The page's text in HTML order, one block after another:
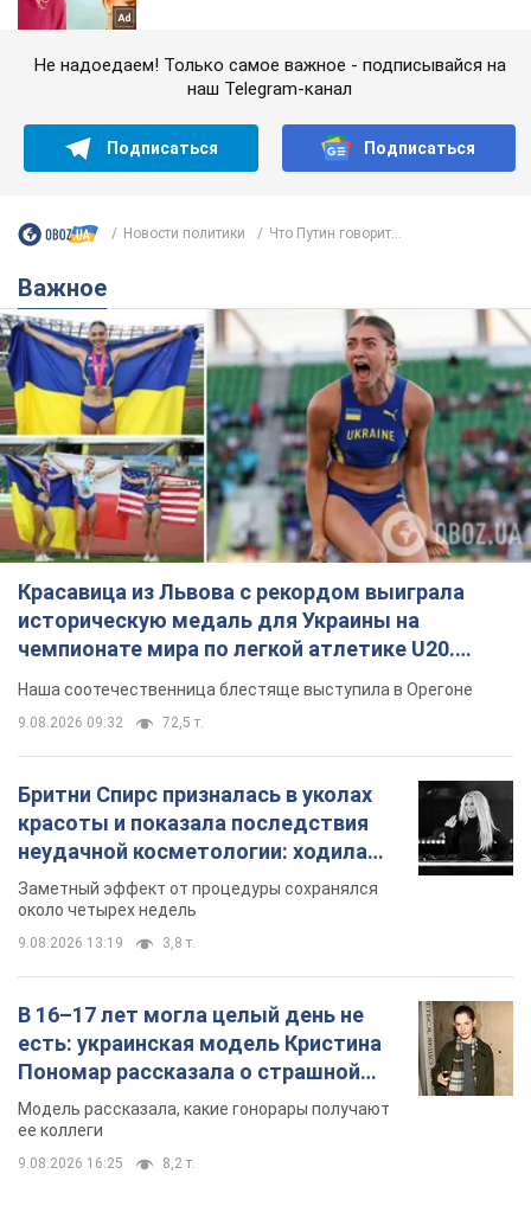
Не надоедаем! Только самое важное - подписывайся на
наш Telegram-канал
Подписаться Подписаться
Новости политики Что Путин говорит...
Важное
Красавица из Львова с рекордом выиграла
историческую медаль для Украины на
чемпионате мира по легкой атлетике U20.
Видео
Наша соотечественница блестяще выступила в Орегоне
9.08.2026 09:32 72,5 т.
Бритни Спирс призналась в уколах
красоты и показала последствия
неудачной косметологии: ходила
так почти месяц
Заметный эффект от процедуры сохранялся
около четырех недель
9.08.2026 13:19 3,8 т.
В 16–17 лет могла целый день не
есть: украинская модель Кристина
Пономар рассказала о страшной
стороне модельной карьеры
Модель рассказала, какие гонорары получают
ее коллеги
9.08.2026 16:25 8,2 т.